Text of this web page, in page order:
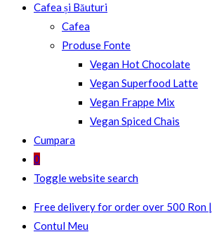
Cafea și Băuturi
Cafea
Produse Fonte
Vegan Hot Chocolate
Vegan Superfood Latte
Vegan Frappe Mix
Vegan Spiced Chais
Cumpara
0
Toggle website search
Free delivery for order over 500 Ron |
Contul Meu